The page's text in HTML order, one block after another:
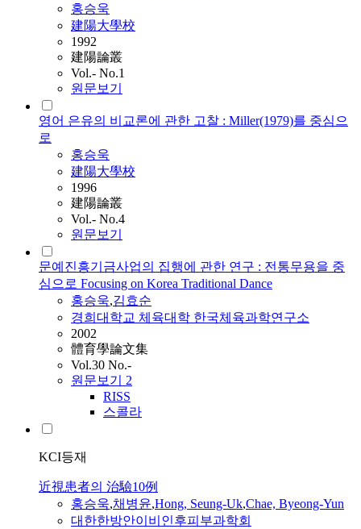
홍승욱
建陽大學校
1992
建陽論叢
Vol.- No.1
원문보기
영어 은유의 비교론에 관한 고찰 : Miller(1979)를 중심으
로
홍승욱
建陽大學校
1996
建陽論叢
Vol.- No.4
원문보기
문예진흥기금사업의 집행에 관한 연구 : 전통무용을 중
심으로 Focusing on Korea Traditional Dance
홍승욱,김효순
경희대학교 체육대학 한국체육과학연구소
2002
體育學論文集
Vol.30 No.-
원문보기 2
RISS
스콜라
KCI등재
近視患者의 治驗10例
홍승욱,채병윤,Hong, Seung-Uk,Chae, Byeong-Yun
대한한방안이비인후피부과학회